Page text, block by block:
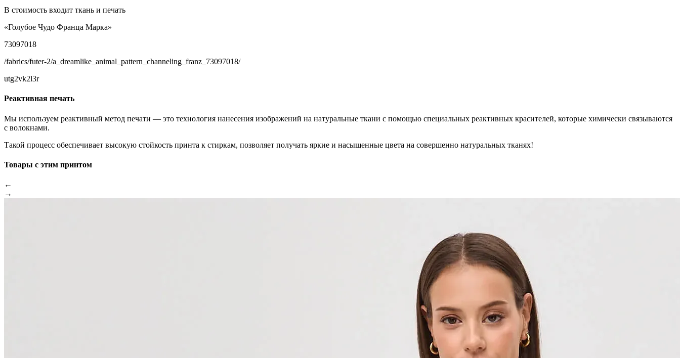
В стоимость входит ткань и печать
«Голубое Чудо Франца Марка»
73097018
/fabrics/futer-2/a_dreamlike_animal_pattern_channeling_franz_73097018/
utg2vk2l3r
Реактивная печать
Мы используем реактивный метод печати — это технология нанесения изображений на натуральные ткани с помощью специальных реактивных красителей, которые химически связываются
с волокнами.
Такой процесс обеспечивает высокую стойкость принта к стиркам, позволяет получать яркие и насыщенные цвета на совершенно натуральных тканях!
Товары с этим принтом
←
→